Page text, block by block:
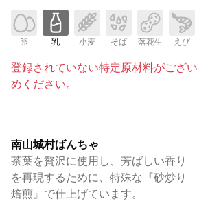
卵 乳 小麦 そば 落花生 えび
登録されていない特定原材料がござ
めください。
南山城村ばんちゃ
茶葉を贅沢に使用し、芳ばしい香り
を再現するために、特殊な『砂炒り
焙煎』で仕上げています。